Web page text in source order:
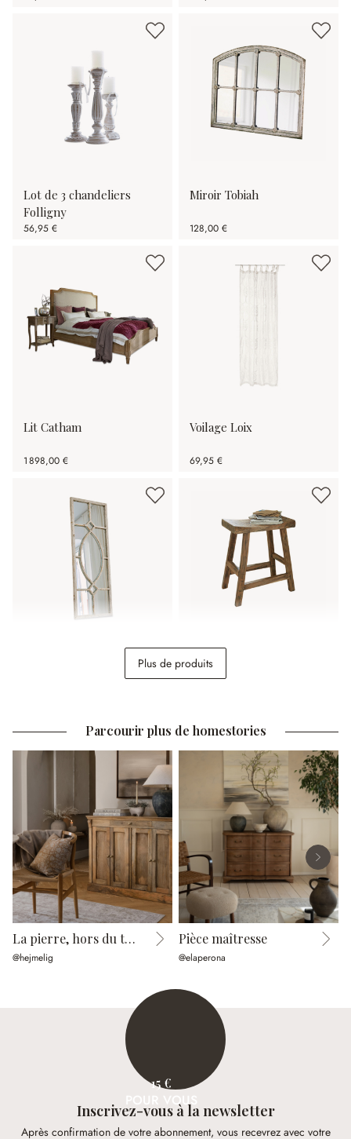
Lot de 3 chandeliers
Folligny
56,95 €
Miroir Tobiah
128,00 €
Lit Catham
1 898,00 €
Voilage Loix
69,95 €
Tabouret Nael
Plus de produits
Parcourir plus de homestories
La pierre, hors du temps
@hejmelig
Pièce maîtresse
@elaperona
15 €
POUR VOUS
Inscrivez-vous à la newsletter
Après confirmation de votre abonnement, vous recevrez avec votre